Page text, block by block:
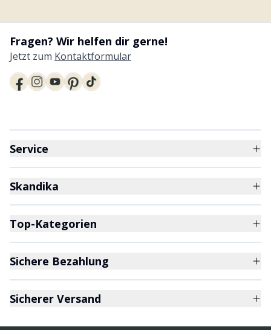
Fragen? Wir helfen dir gerne!
Jetzt zum Kontaktformular
Service
Skandika
Top-Kategorien
Sichere Bezahlung
Sicherer Versand